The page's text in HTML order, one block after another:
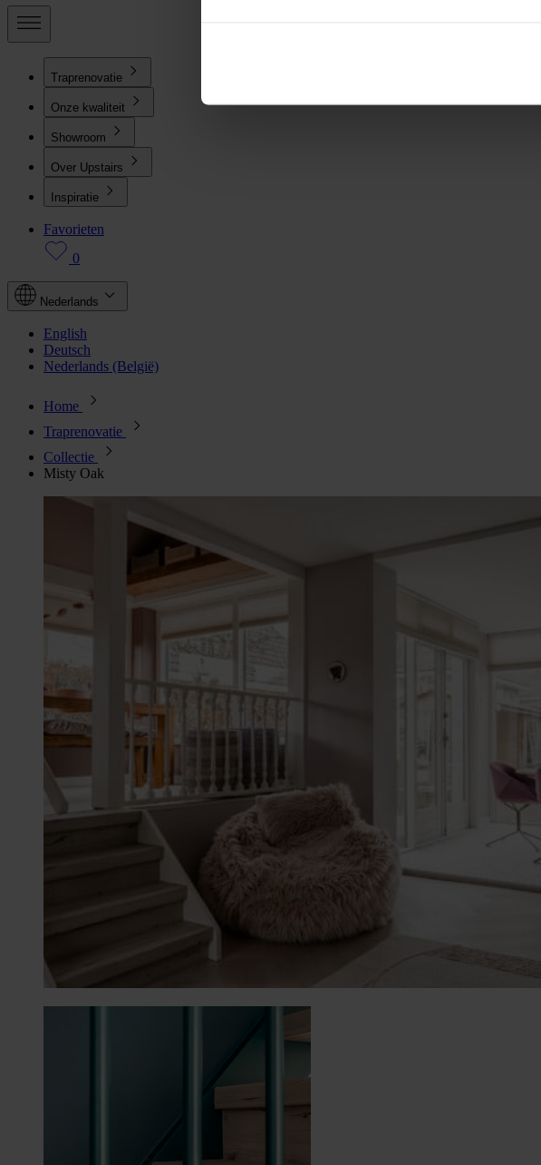
Traprenovatie
Onze kwaliteit
Showroom
Over Upstairs
Inspiratie
Favorieten
0
Nederlands
English
Deutsch
Nederlands (België)
Home
Traprenovatie
Collectie
Misty Oak